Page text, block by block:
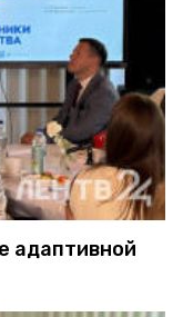
адаптивной